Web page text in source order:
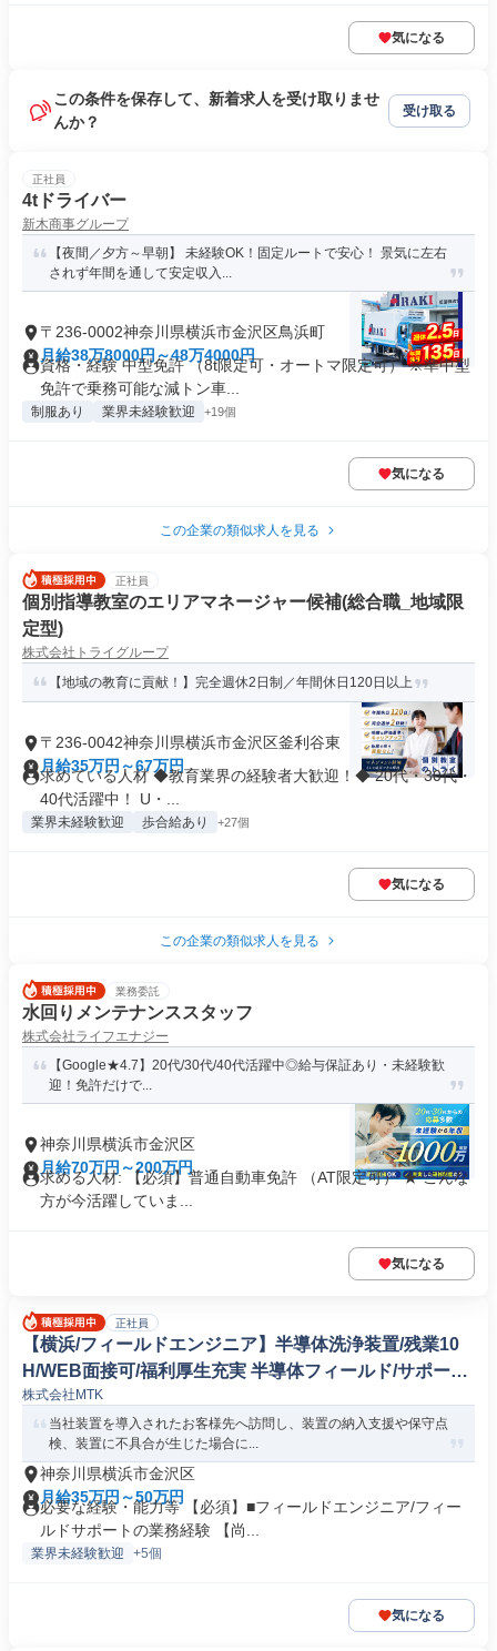
気になる
この条件を保存して、新着求人を受け取りませ
んか？
受け取る
正社員
4tドライバー
新木商事グループ
【夜間／夕方～早朝】 未経験OK！固定ルートで安心！ 景気に左右
されず年間を通して安定収入...
〒236-0002神奈川県横浜市金沢区鳥浜町
月給38万8000円～48万4000円
資格・経験 中型免許 （8t限定可・オートマ限定可） ※準中型
免許で乗務可能な減トン車...
制服あり 業界未経験歓迎 +19個
気になる
この企業の類似求人を見る
正社員
個別指導教室のエリアマネージャー候補(総合職_地域限
定型)
株式会社トライグループ
【地域の教育に貢献！】完全週休2日制／年間休日120日以上
〒236-0042神奈川県横浜市金沢区釜利谷東
月給35万円～67万円
求めている人材 ◆教育業界の経験者大歓迎！◆ 20代・30代・
40代活躍中！ U・...
業界未経験歓迎 歩合給あり +27個
気になる
この企業の類似求人を見る
業務委託
水回りメンテナンススタッフ
株式会社ライフエナジー
【Google★4.7】20代/30代/40代活躍中◎給与保証あり・未経験歓
迎！免許だけで...
神奈川県横浜市金沢区
月給70万円～200万円
求める人材: 【必須】普通自動車免許 （AT限定可） ★ こんな
方が今活躍していま...
気になる
正社員
【横浜/フィールドエンジニア】半導体洗浄装置/残業10
H/WEB面接可/福利厚生充実 半導体フィールド/サポート
エンジニア
株式会社MTK
当社装置を導入されたお客様先へ訪問し、装置の納入支援や保守点
検、装置に不具合が生じた場合に...
神奈川県横浜市金沢区
月給35万円～50万円
必要な経験・能力等 【必須】■フィールドエンジニア/フィー
ルドサポートの業務経験 【尚...
業界未経験歓迎 +5個
気になる